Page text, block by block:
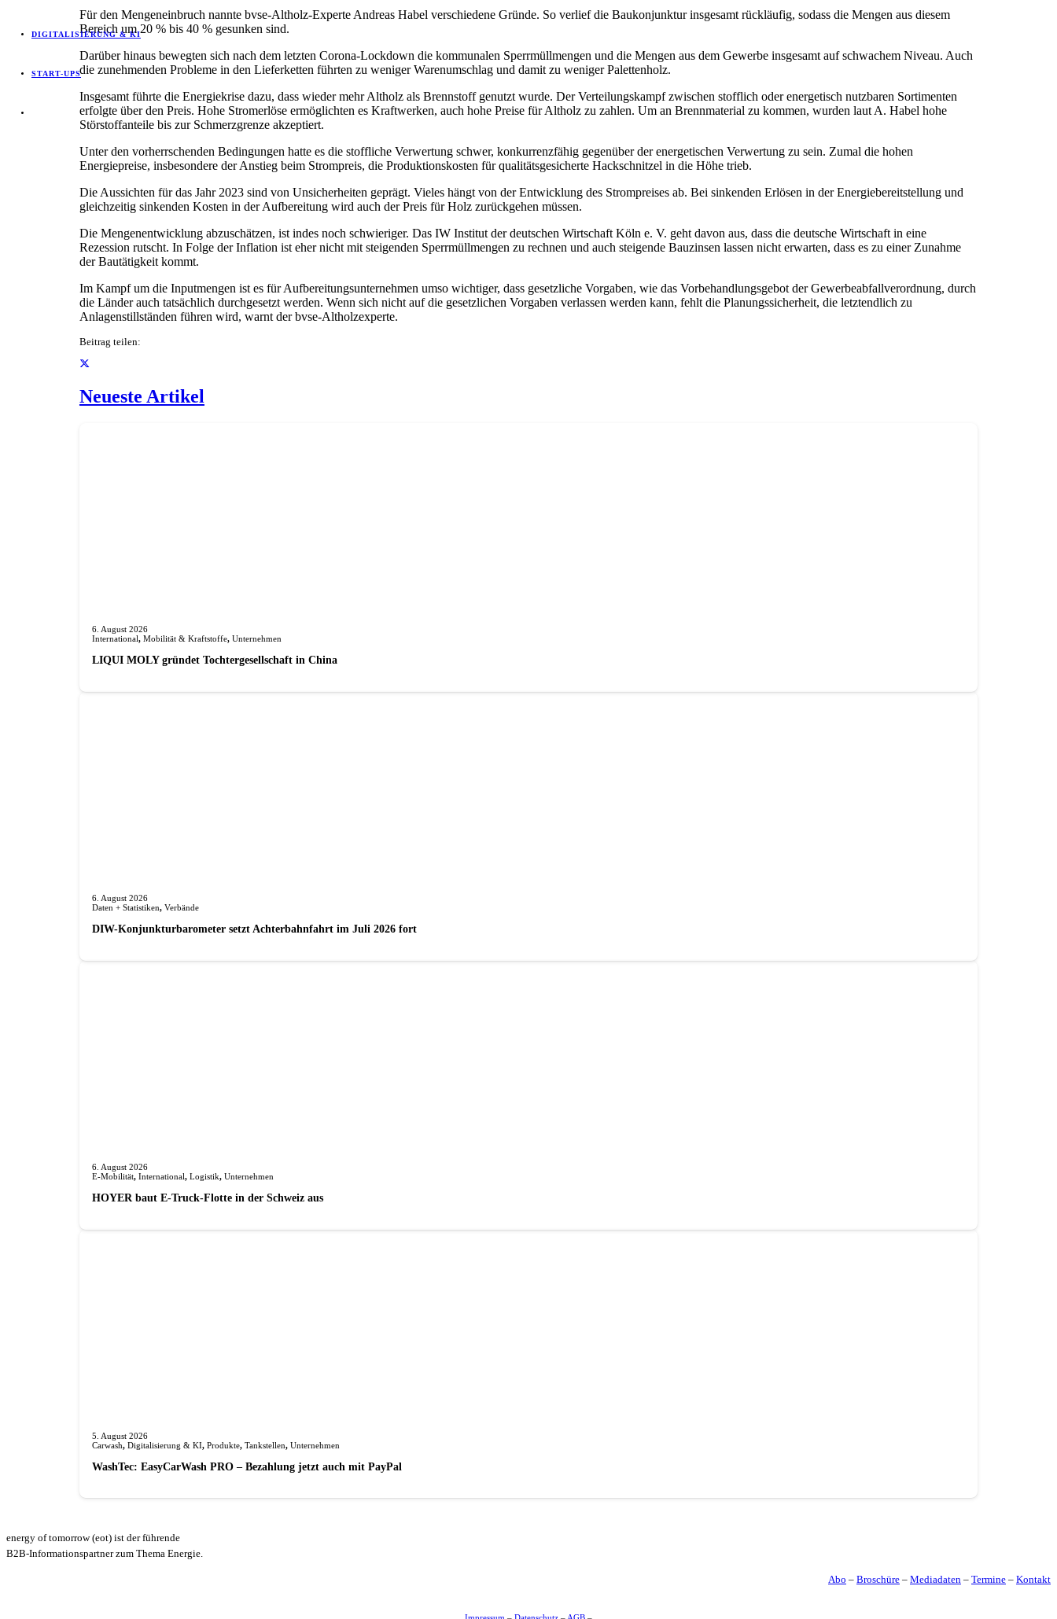
DIGITALISIERUNG & KI
START-UPS
Für den Mengeneinbruch nannte bvse-Altholz-Experte Andreas Habel verschiedene Gründe. So verlief die Baukonjunktur insgesamt rückläufig, sodass die Mengen aus diesem
Bereich um 20 % bis 40 % gesunken sind.
Darüber hinaus bewegten sich nach dem letzten Corona-Lockdown die kommunalen Sperrmüllmengen und die Mengen aus dem Gewerbe insgesamt auf schwachem Niveau. Auch
die zunehmenden Probleme in den Lieferketten führten zu weniger Warenumschlag und damit zu weniger Palettenholz.
Insgesamt führte die Energiekrise dazu, dass wieder mehr Altholz als Brennstoff genutzt wurde. Der Verteilungskampf zwischen stofflich oder energetisch nutzbaren Sortimenten
erfolgte über den Preis. Hohe Stromerlöse ermöglichten es Kraftwerken, auch hohe Preise für Altholz zu zahlen. Um an Brennmaterial zu kommen, wurden laut A. Habel hohe
Störstoffanteile bis zur Schmerzgrenze akzeptiert.
Unter den vorherrschenden Bedingungen hatte es die stoffliche Verwertung schwer, konkurrenzfähig gegenüber der energetischen Verwertung zu sein. Zumal die hohen
Energiepreise, insbesondere der Anstieg beim Strompreis, die Produktionskosten für qualitätsgesicherte Hackschnitzel in die Höhe trieb.
Die Aussichten für das Jahr 2023 sind von Unsicherheiten geprägt. Vieles hängt von der Entwicklung des Strompreises ab. Bei sinkenden Erlösen in der Energiebereitstellung und
gleichzeitig sinkenden Kosten in der Aufbereitung wird auch der Preis für Holz zurückgehen müssen.
Die Mengenentwicklung abzuschätzen, ist indes noch schwieriger. Das IW Institut der deutschen Wirtschaft Köln e. V. geht davon aus, dass die deutsche Wirtschaft in eine
Rezession rutscht. In Folge der Inflation ist eher nicht mit steigenden Sperrmüllmengen zu rechnen und auch steigende Bauzinsen lassen nicht erwarten, dass es zu einer Zunahme
der Bautätigkeit kommt.
Im Kampf um die Inputmengen ist es für Aufbereitungsunternehmen umso wichtiger, dass gesetzliche Vorgaben, wie das Vorbehandlungsgebot der Gewerbeabfallverordnung, durch
die Länder auch tatsächlich durchgesetzt werden. Wenn sich nicht auf die gesetzlichen Vorgaben verlassen werden kann, fehlt die Planungssicherheit, die letztendlich zu
Anlagenstillständen führen wird, warnt der bvse-Altholzexperte.
Beitrag teilen:
Neueste Artikel
6. August 2026
International, Mobilität & Kraftstoffe, Unternehmen
LIQUI MOLY gründet Tochterge­sellschaft in China
6. August 2026
Daten + Statistiken, Verbände
DIW-Konjunkturbarometer setzt Achterbahnfahrt im Juli 2026 fort
6. August 2026
E-Mobilität, International, Logistik, Unternehmen
HOYER baut E-Truck-Flotte in der Schweiz aus
5. August 2026
Carwash, Digitalisierung & KI, Produkte, Tankstellen, Unternehmen
WashTec: EasyCarWash PRO – Bezahlung jetzt auch mit PayPal
energy of tomorrow (eot) ist der führende
B2B-Informationspartner zum Thema Energie.
Abo – Broschüre – Mediadaten – Termine – Kontakt